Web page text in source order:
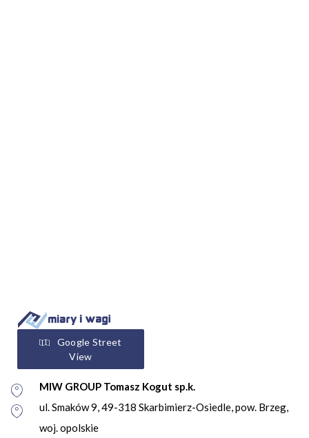
Google Street
View
MIW GROUP Tomasz Kogut sp.k.
ul. Smaków 9, 49-318 Skarbimierz-Osiedle, pow. Brzeg,
woj. opolskie